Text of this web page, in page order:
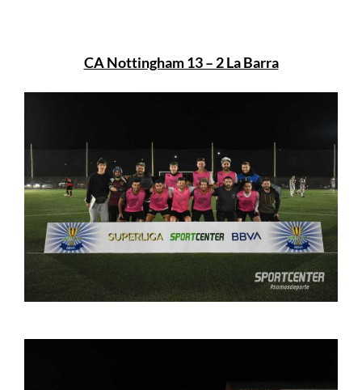
CA Nottingham 13 – 2 La Barra